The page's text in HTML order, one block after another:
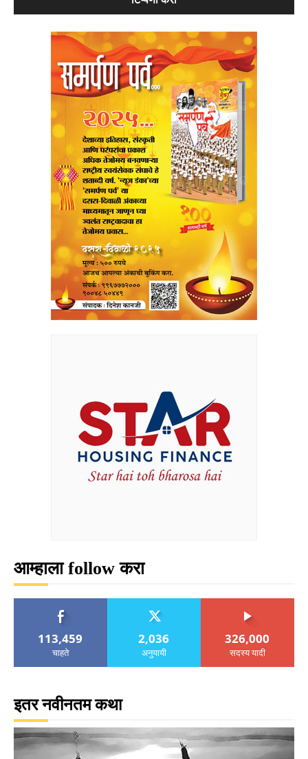
आम्हाला follow करा
113,459
चाहते
2,036
अनुयायी
326,000
सदस्य यादी
इतर नवीनतम कथा